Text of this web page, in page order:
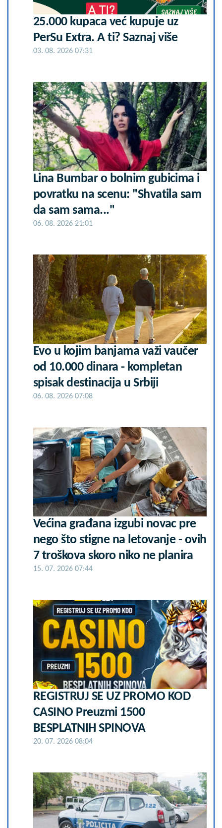
25.000 kupaca već kupuje uz
PerSu Extra. A ti? Saznaj više
03. 08. 2026 07:31
Lina Bumbar o bolnim gubicima i
povratku na scenu: "Shvatila sam
da sam sama..."
06. 08. 2026 21:01
Evo u kojim banjama važi vaučer
od 10.000 dinara - kompletan
spisak destinacija u Srbiji
06. 08. 2026 07:08
Većina građana izgubi novac pre
nego što stigne na letovanje - ovih
7 troškova skoro niko ne planira
15. 07. 2026 07:44
REGISTRUJ SE UZ PROMO KOD
CASINO Preuzmi 1500
BESPLATNIH SPINOVA
20. 07. 2026 08:04